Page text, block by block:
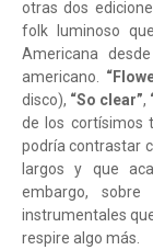
otras dos
folk luminoso
Americana
americano.
disco), “So clear”,
de los cortísimos
podría contrastar
largos y que
embargo,
instrumentales
respire algo más.